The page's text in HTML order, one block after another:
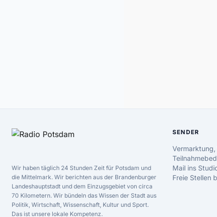
Wir haben täglich 24 Stunden Zeit für Potsdam und
die Mittelmark. Wir berichten aus der Brandenburger
Landeshauptstadt und dem Einzugsgebiet von circa
70 Kilometern. Wir bündeln das Wissen der Stadt aus
Politik, Wirtschaft, Wissenschaft, Kultur und Sport.
Das ist unsere lokale Kompetenz.
SENDER
Mail ins
Freie Stellen